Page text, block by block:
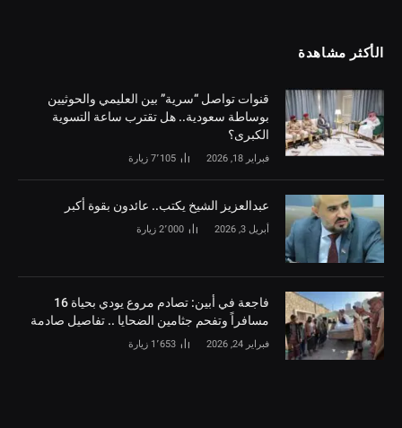
الأكثر مشاهدة
قنوات تواصل “سرية” بين العليمي والحوثيين
بوساطة سعودية.. هل تقترب ساعة التسوية
الكبرى؟
فبراير 18, 2026 7٬105 زيارة
‏عبدالعزيز الشيخ يكتب.. عائدون بقوة أكبر
أبريل 3, 2026 2٬000 زيارة
فاجعة في أبين: تصادم مروع يودي بحياة 16
مسافراً وتفحم جثامين الضحايا .. تفاصيل صادمة
فبراير 24, 2026 1٬653 زيارة